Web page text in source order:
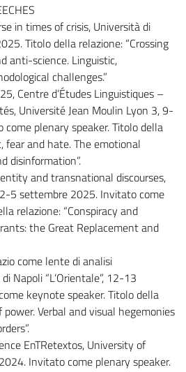
in times of crisis, Università di
Titolo della relazione: “Crossing
anti-science. Linguistic,
challenges.”
Centre d’Études Linguistiques –
Université Jean Moulin Lyon 3, 9-
plenary speaker. Titolo della
fear and hate. The emotional
disinformation”.
and transnational discourses,
5 settembre 2025. Invitato come
relazione: “Conspiracy and
the Great Replacement and
come lente di analisi
Napoli “L’Orientale”, 12-13
keynote speaker. Titolo della
power. Verbal and visual hegemonies
EnTRetextos, University of
Invitato come plenary speaker.